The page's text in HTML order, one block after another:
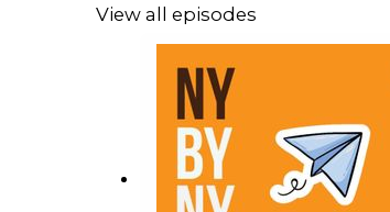
View all episodes